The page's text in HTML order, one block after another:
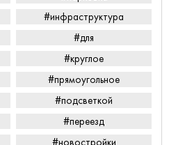
#инфраструктура
#для
#круглое
#прямоугольное
#подсветкой
#переезд
#новостройки